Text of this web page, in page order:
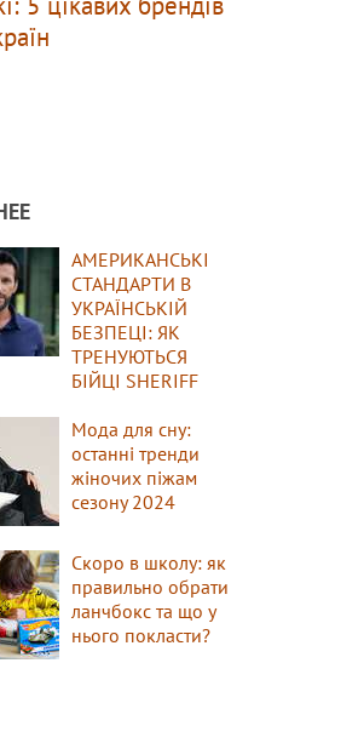
АМЕРИКАНСЬКІ
СТАНДАРТИ В
УКРАЇНСЬКІЙ
БЕЗПЕЦІ: ЯК
ТРЕНУЮТЬСЯ
БІЙЦІ SHERIFF
Мода для сну:
останні тренди
жіночих піжам
сезону 2024
Скоро в школу: як
правильно обрати
ланчбокс та що у
нього покласти?